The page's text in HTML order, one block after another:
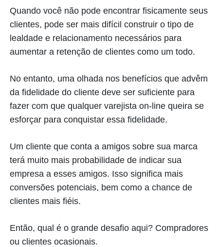
Quando você não pode encontrar fisicamente seus
clientes, pode ser mais difícil construir o tipo de
lealdade e relacionamento necessários para
aumentar a retenção de clientes como um todo.
No entanto, uma olhada nos benefícios que advêm
da fidelidade do cliente deve ser suficiente para
fazer com que qualquer varejista on-line queira se
esforçar para conquistar essa fidelidade.
Um cliente que conta a amigos sobre sua marca
terá muito mais probabilidade de indicar sua
empresa a esses amigos. Isso significa mais
conversões potenciais, bem como a chance de
clientes mais fiéis.
Então, qual é o grande desafio aqui? Compradores
ou clientes ocasionais.